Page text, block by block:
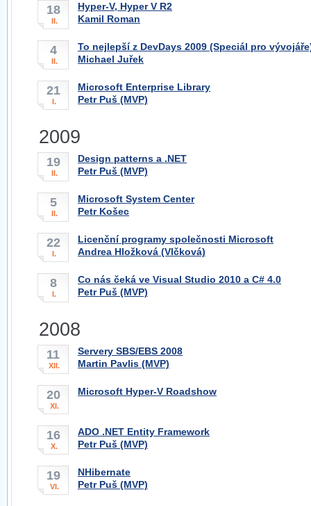
18
II.
Hyper-V, Hyper V R2
Kamil Roman
4
II.
To nejlepší z DevDays 2009 (Speciál pro
Michael Juřek
21
I.
Microsoft Enterprise Library
Petr Puš (MVP)
2009
19
II.
Design patterns a .NET
Petr Puš (MVP)
5
II.
Microsoft System Center
Petr Košec
22
I.
Licenční programy společnosti Microsoft
Andrea Hložková (Vlčková)
8
I.
Co nás čeká ve Visual Studio 2010 a C# 4.0
Petr Puš (MVP)
2008
11
XII.
Servery SBS/EBS 2008
Martin Pavlis (MVP)
20
XI.
Microsoft Hyper-V Roadshow
16
X.
ADO .NET Entity Framework
Petr Puš (MVP)
19
VI.
NHibernate
Petr Puš (MVP)